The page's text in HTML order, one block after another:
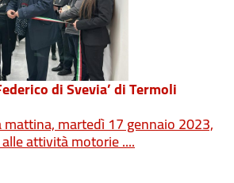
di Svevia’ di Termoli
martedì 17 gennaio 2023,
attività motorie ....